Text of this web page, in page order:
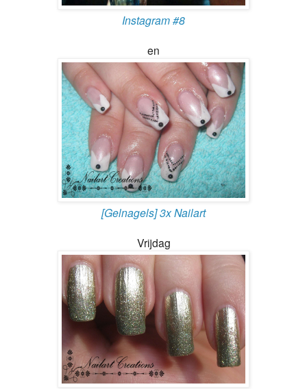
Instagram #8
en
[Gelnagels] 3x Nailart
Vrijdag